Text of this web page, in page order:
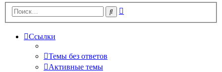
Поиск
Ссылки
Темы без ответов
Активные темы